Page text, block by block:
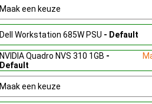
Maak een keuze
Dell Workstation 685W PSU - Default
NVIDIA Quadro NVS 310 1GB -
Default
Maak een keuze